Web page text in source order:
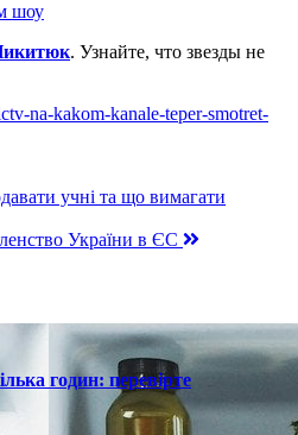
шоу
. Узнайте, что звезды не
na-kakom-kanale-teper-smotret-
учні та що вимагати
України в ЄС
годин: перевірте